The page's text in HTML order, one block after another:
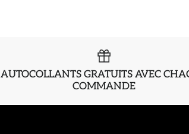
AUTOCOLLANTS GRATUITS AVEC
COMMANDE